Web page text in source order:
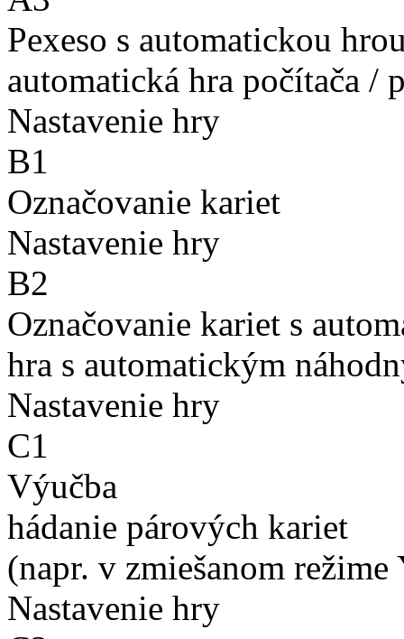
Pexeso s automatickou
automatická hra počítača /
Nastavenie hry
B1
Označovanie kariet
Nastavenie hry
B2
Označovanie kariet s
hra s automatickým
Nastavenie hry
C1
Výučba
hádanie párových kariet
(napr. v zmiešanom režime
Nastavenie hry